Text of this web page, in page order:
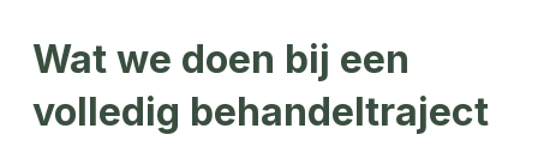
Wat we doen bij een
volledig behandeltraject